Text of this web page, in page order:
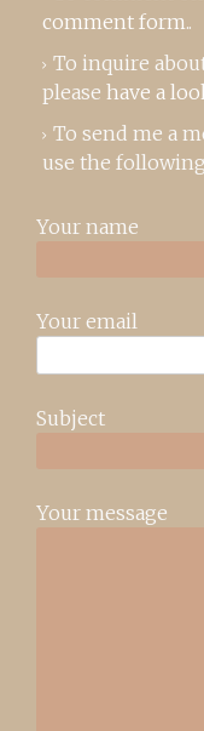
comment form..
To inquire
please have a
To send me a
use the
Your name
Your email
Subject
Your message